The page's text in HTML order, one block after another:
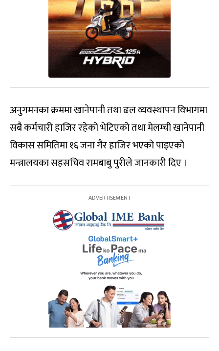
अनुगमनका क्रममा खानेपानी तथा ढल व्यवस्थापन विभागमा
सबै कर्मचारी हाजिर रहेको भेटिएको तथा मेलम्ची खानेपानी
विकास समितिमा १६ जना गैर हाजिर भएको पाइएको
मन्त्रालयका सहसचिव रामबाबु पुरीले जानकारी दिए ।